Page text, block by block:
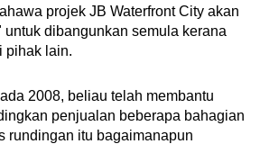
projek JB Waterfront City akan
untuk dibangunkan semula kerana
pihak lain.
2008, beliau telah membantu
penjualan beberapa bahagian
rundingan itu bagaimanapun